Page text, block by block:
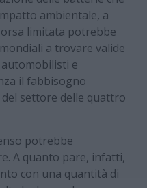
ambientale, a
limitata potrebbe
a trovare valide
e
il fabbisogno
del settore delle quattro
potrebbe
A quanto pare, infatti,
con una quantità di